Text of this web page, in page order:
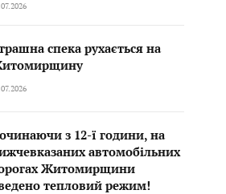
спека рухається на
з 12-ї години, на
автомобільних
Житомирщини
тепловий режим!